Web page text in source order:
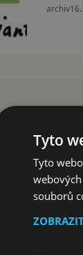
archiv
Tyto
Tyto
souborů